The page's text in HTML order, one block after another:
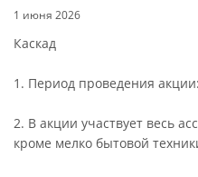
1 июня 2026
Каскад
1. Период проведения
2. В акции участвует весь
кроме мелко бытовой